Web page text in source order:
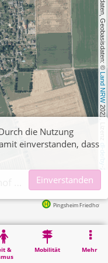
, Kartendaten, Geobasisdaten: ©
Land NRW
2021, Lizenz
dl-de/by-2-0
&
Mobilität Mehr
Pingsheim Friedhof in 40m
(POI)
die Nutzung
einverstanden, dass
Einverstanden